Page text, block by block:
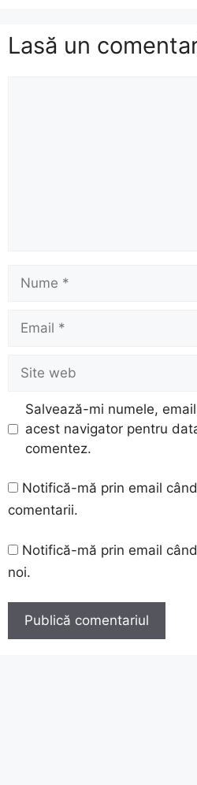
Lasă un
web
Salvează-mi numele,
acest navigator pentru
comentez.
Notifică-mă prin email
comentarii.
Notifică-mă prin email
noi.